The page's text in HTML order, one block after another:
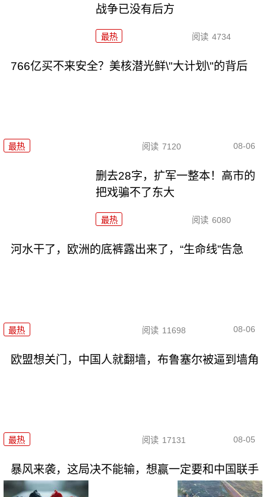
战争已没有后方
最热 阅读 4734
766亿买不来安全？美核潜光鲜\"大计划\"的背后
最热 阅读 7120 08-06
删去28字，扩军一整本！高市的
把戏骗不了东大
最热 阅读 6080
河水干了，欧洲的底裤露出来了，“生命线”告急
最热 阅读 11698 08-06
欧盟想关门，中国人就翻墙，布鲁塞尔被逼到墙角
最热 阅读 17131 08-05
暴风来袭，这局决不能输，想赢一定要和中国联手